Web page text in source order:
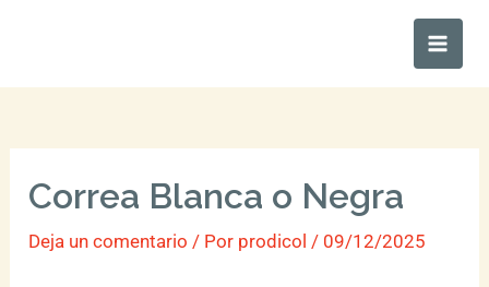
Main
Correa Blanca o Negra
Deja un comentario / Por prodicol/ 09/12/2025